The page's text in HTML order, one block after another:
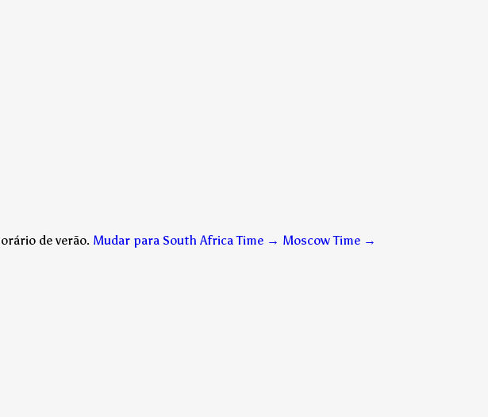
de verão. Mudar para South Africa Time → Moscow Time →